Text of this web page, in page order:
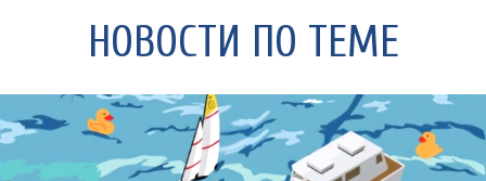
НОВОСТИ ПО ТЕМЕ